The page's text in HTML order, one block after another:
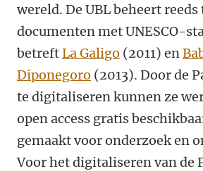
wereld. De UBL beheert reeds
documenten met UNESCO-
betreftLa Galigo (2011) en
Diponegoro (2013). Door de
te digitaliseren kunnen ze
open access gratis
gemaakt voor onderzoek en
Voor het digitaliseren van de